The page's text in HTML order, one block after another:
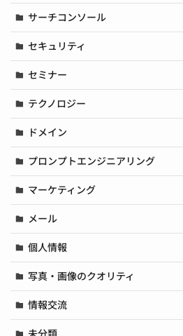
サーチコンソール
セキュリティ
セミナー
テクノロジー
ドメイン
プロンプトエンジニアリング
マーケティング
メール
個人情報
写真・画像のクオリティ
情報交流